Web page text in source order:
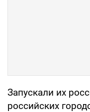
Запускали их
российских